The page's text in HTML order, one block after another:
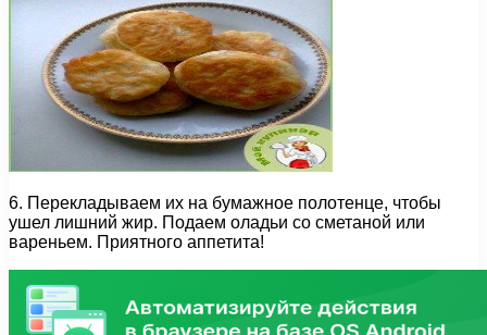
6. Перекладываем их на бумажное полотенце, чтобы
ушел лишний жир. Подаем оладьи со сметаной или
вареньем. Приятного аппетита!